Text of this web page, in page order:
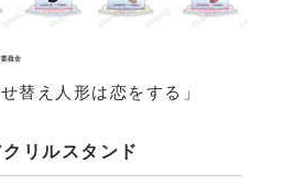
リルスタンド
替え人形は恋をする」